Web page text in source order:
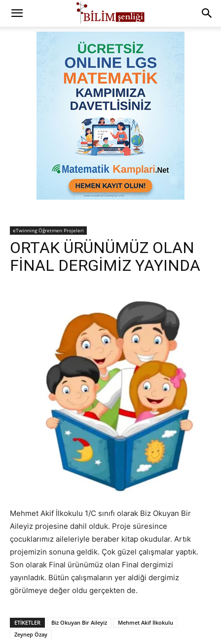
eTwinning Öğretmen Projeleri
ORTAK ÜRÜNÜMÜZ OLAN
FİNAL DERGİMİZ YAYINDA
Mehmet Akif İlkokulu 1/C sınıfı olarak Biz Okuyan Bir
Aileyiz projesine dahil olduk. Proje süresince
çocuklarımız aileleriyle beraber kitap okudular. Artık
projemizin sonuna geldik. Çok güzel çalışmalar yaptık.
Son olarak Final ürünümüz olan Final dergimizi
yayınladık. Bütün çalışmaların yer aldiği dergimiz
görülmeye değer oldu gerçekten de.
ETIKETLER Biz Okuyan Bir Aileyiz
Mehmet Akif İlkokulu
Zeynep Özay